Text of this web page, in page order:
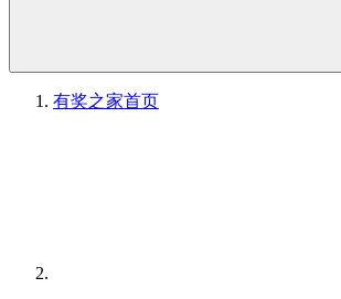
有奖之家首页